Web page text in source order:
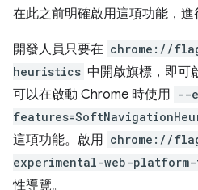
在此之前明確啟用這項功能，進
開發人員只要在 chrome://
heuristics 中開啟旗標，即可
可以在啟動 Chrome 時使用 --
這項功能。啟用 chrome://
experimental-web-
性導覽。